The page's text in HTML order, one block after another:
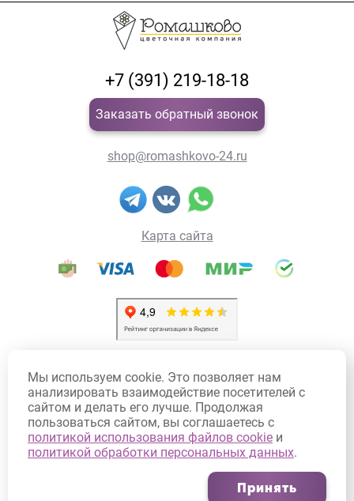
+7 (391) 219-18-18
Заказать обратный звонок
shop@romashkovo-24.ru
Карта сайта
Политика использования Cookie
Договор оферты
Согласие на обработку персональных данных
Согласие на получение рекламных рассылок
Мы используем cookie. Это позволяет нам
анализировать взаимодействие посетителей с
сайтом и делать его лучше. Продолжая
пользоваться сайтом, вы соглашаетесь с
политикой использования файлов cookie и
политикой обработки персональных данных.
Принять